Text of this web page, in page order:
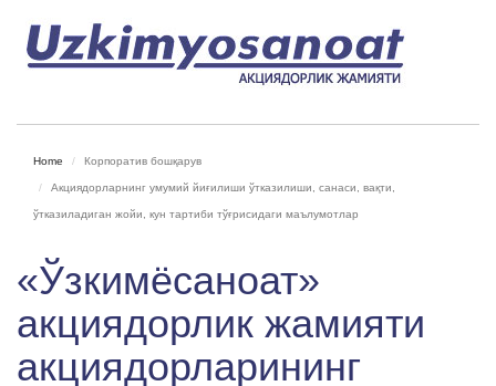
Home Корпоратив бошқарув
Акциядорларнинг умумий йиғилиши ўтказилиши, санаси, вақти,
ўтказиладиган жойи, кун тартиби тўғрисидаги маълумотлар
«Ўзкимёсаноат»
акциядорлик жамияти
акциядорларининг